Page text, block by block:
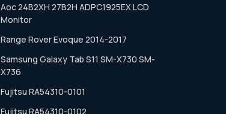
Aoc 24B2XH 27B2H ADPC1925EX LCD
Monitor
Range Rover Evoque 2014-2017
Samsung Galaxy Tab S11 SM-X730 SM-
X736
Fujitsu RA54310-0101
Fujitsu RA54310-0102